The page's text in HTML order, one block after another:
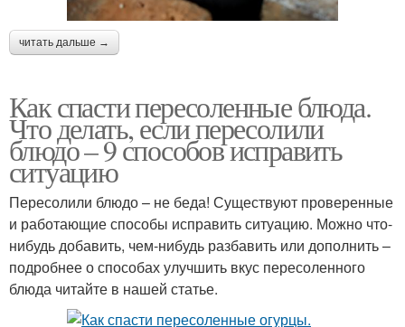
читать дальше →
Как спасти пересоленные блюда.
Что делать, если пересолили
блюдо – 9 способов исправить
ситуацию
Пересолили блюдо – не беда! Существуют проверенные
и работающие способы исправить ситуацию. Можно что-
нибудь добавить, чем-нибудь разбавить или дополнить –
подробнее о способах улучшить вкус пересоленного
блюда читайте в нашей статье.